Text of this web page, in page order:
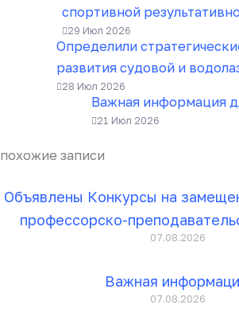
спортивной
29 Июл 2026
Определили
развития судовой и
28 Июл 2026
Важная информация
21 Июл 2026
похожие записи
Объявлены Конкурсы на
профессорско-
07.08.2026
Важная
07.08.2026